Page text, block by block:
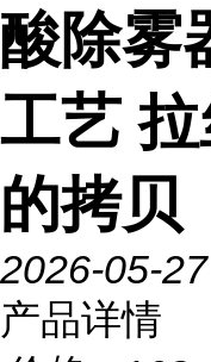
酸除雾
工艺
的拷贝
2026-05-27
产品详情